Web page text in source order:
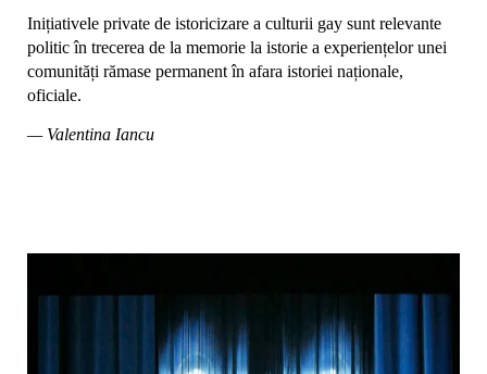
Inițiativele private de istoricizare a culturii gay sunt relevante
politic în trecerea de la memorie la istorie a experiențelor unei
comunități rămase permanent în afara istoriei naționale,
oficiale.
— Valentina Iancu